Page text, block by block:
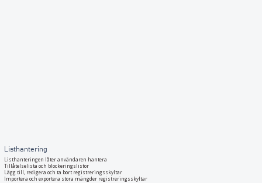
Listhantering
Listhanteringen låter användaren hantera
Tillåtelselista och blockeringslistor
Lägg till, redigera och ta bort registreringsskyltar
Importera och exportera stora mängder registreringsskyltar